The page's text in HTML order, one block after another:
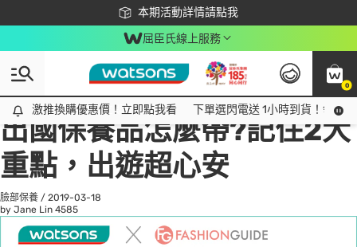
本期活動詳情請點我
下載app最高回饋$350
屈臣氏線上服務
0
激推換購優惠價！立即點我看
激推換購優惠價！立即點我看 下單選閃電送 1小時到貨！領神
All
話題趨勢
出國保養品怎麼帶?記住2大
重點，出遊超心安
臉部保養 / 2019-03-18
by Jane Lin 4585